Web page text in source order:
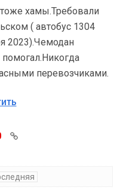
хамы.Требовали
( автобус 1304
2023).Чемодан
помогал.Никогда
перевозчиками.